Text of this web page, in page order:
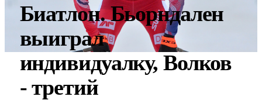
Биатлон. Бьорндален
выиграл
индивидуалку, Волков
- третий